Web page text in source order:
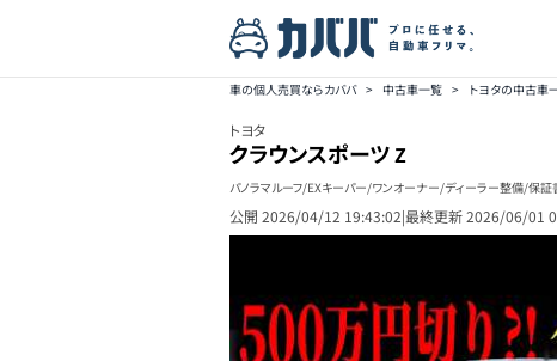
車の個人売買ならカババ > 中古車一覧 > トヨタの中古車
トヨタ
クラウンスポーツZ
パノラマルーフ/EXキーパー/ワンオーナー/ディーラー整備/保証
公開 2026/04/12 19:43:02|最終更新2026/06/01